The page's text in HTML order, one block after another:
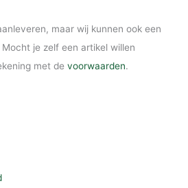
maar wij kunnen ook een
je zelf een artikel willen
met de voorwaarden.